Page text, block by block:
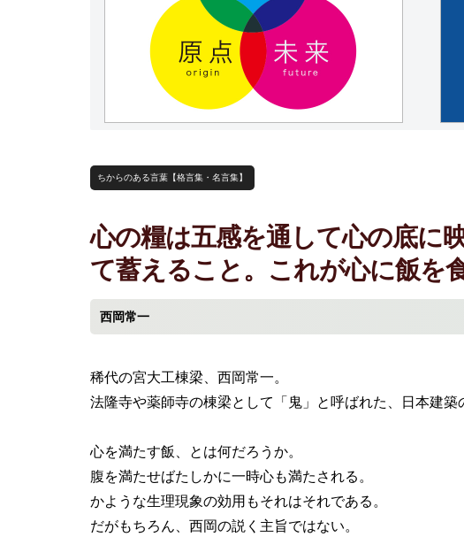
ちからのある言葉【格言集・名言集】
心の糧は五感を通して心の底に
て蓄えること。これが心に飯を
西岡常一
稀代の宮大工棟梁、西岡常一。
法隆寺や薬師寺の棟梁として「鬼」と呼ばれた、日本建築
心を満たす飯、とは何だろうか。
腹を満たせばたしかに一時心も満たされる。
かような生理現象の効用もそれはそれである。
だがもちろん、西岡の説く主旨ではない。